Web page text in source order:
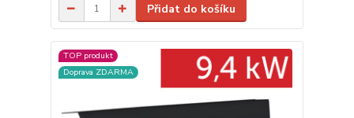
Přidat do košíku
TOP produkt
Doprava ZDARMA